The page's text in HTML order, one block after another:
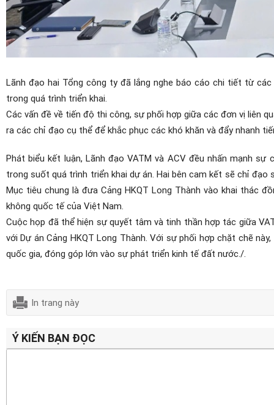
Lãnh đạo hai Tổng công ty đã lắng nghe báo cáo chi tiết từ
trong quá trình triển khai.
Các vấn đề về tiến độ thi công, sự phối hợp giữa các đơn vị liên
ra các chỉ đạo cụ thể để khắc phục các khó khăn và đẩy nhanh
Phát biểu kết luận, Lãnh đạo VATM và ACV đều nhấn mạnh
trong suốt quá trình triển khai dự án. Hai bên cam kết sẽ chỉ
Mục tiêu chung là đưa Cảng HKQT Long Thành vào khai thác
không quốc tế của Việt Nam.
Cuộc họp đã thể hiện sự quyết tâm và tinh thần hợp tác giữa
với Dự án Cảng HKQT Long Thành. Với sự phối hợp chặt chẽ
quốc gia, đóng góp lớn vào sự phát triển kinh tế đất nước./.
In trang này
Ý KIẾN BẠN ĐỌC